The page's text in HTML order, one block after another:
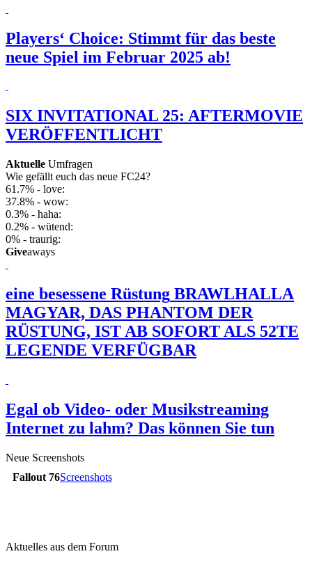
Players‘ Choice: Stimmt für das beste
neue Spiel im Februar 2025 ab!
SIX INVITATIONAL 25: AFTERMOVIE
VERÖFFENTLICHT
Aktuelle Umfragen
Wie gefällt euch das neue FC24?
61.7% - love:
37.8% - wow:
0.3% - haha:
0.2% - wütend:
0% - traurig:
Giveaways
eine besessene Rüstung BRAWLHALLA
MAGYAR, DAS PHANTOM DER
RÜSTUNG, IST AB SOFORT ALS 52TE
LEGENDE VERFÜGBAR
Egal ob Video- oder Musikstreaming
Internet zu lahm? Das können Sie tun
Neue Screenshots
Fallout 76Screenshots
Aktuelles aus dem Forum